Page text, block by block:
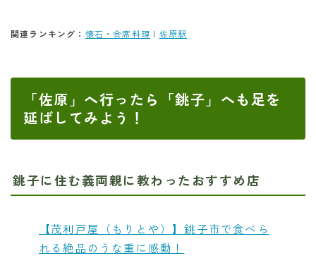
関連ランキング： 懐石・会席料理 | 佐原駅
「佐原」へ行ったら「銚子」へも足を
延ばしてみよう！
銚子に住む義両親に教わったおすすめ店
【茂利戸屋（もりとや）】銚子市で食べら
れる絶品のうな重に感動！